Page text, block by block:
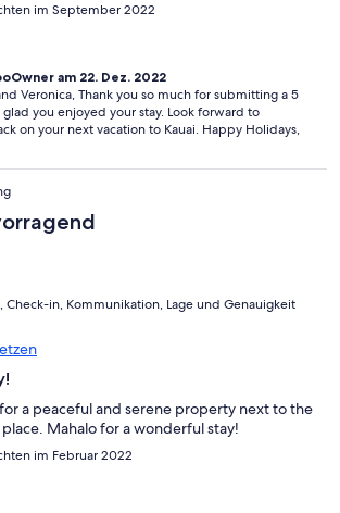
im September 2022
am 22. Dez. 2022
Veronica, Thank you so much for submitting a 5
you enjoyed your stay. Look forward to
on your next vacation to Kauai. Happy Holidays,
Check-in, Kommunikation, Lage und Genauigkeit
a peaceful and serene property next to the
Mahalo for a wonderful stay!
im Februar 2022